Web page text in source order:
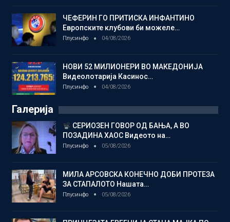
ЧЕФЕРИН ГО ПРИТИСКА ИНФАНТИНО
Европските клубови би можеле…
Плусинфо 04/08/2026
НОВИ 52 МИЛИОНЕРИ ВО МАКЕДОНИЈА
Видеолотарија Касинос…
Плусинфо 04/08/2026
Галерија
СЕРИОЗЕН ГОВОР ОД БАЊА, А ВО
ПОЗАДИНА ХАОС Видеото на…
Плусинфо 05/08/2026
МИЛА АРСОВСКА КОНЕЧНО ДОБИ ПРОТЕЗА
ЗА СТАПАЛОТО Нашата…
Плусинфо 05/08/2026